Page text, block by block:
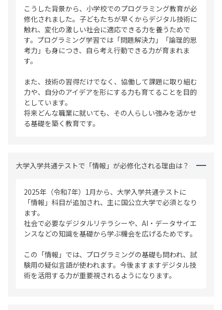
こうした背景から、小学校でのプログラミング教育が必
修化されました。子どもたちが早くからデジタル技術に
触れ、変化の激しい社会に適応できる力を養うためで
す。プログラミング学習では「問題解決力」「論理的思
考力」も身につき、自ら考え行動できる力が育まれま
す。
また、技術の習得だけでなく、協働して課題に取り組む
力や、自分のアイデアを形にする力も育てることを目的
としています。
将来どんな職業に就いても、その人らしい強みを活かせ
る基礎を築く教育です。
大学入学共通テストで「情報」が必修化される理由は？
2025年（令和7年）1月から、大学入学共通テストに
「情報」科目が追加され、主に国公立大学で必須となり
ます。
社会で必要なデジタルリテラシーや、AI・データサイエ
ンスなどの知識を基礎から学ぶ機会を広げるためです。
この「情報」では、プログラミングの基礎も問われ、試
験用の疑似言語が使われます。今後ますますデジタル技
術を活用する力が重要視されるようになります。